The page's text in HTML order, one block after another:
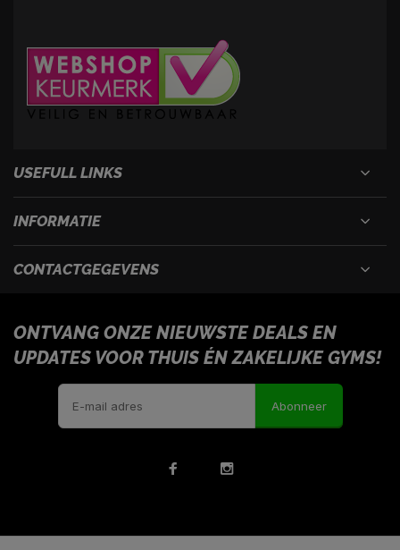
USEFULL LINKS
INFORMATIE
CONTACTGEGEVENS
ONTVANG ONZE NIEUWSTE DEALS EN
UPDATES VOOR THUIS ÉN ZAKELIJKE GYMS!
Abonneer